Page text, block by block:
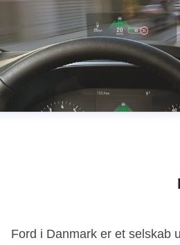
Ford i Danmark er et selskab